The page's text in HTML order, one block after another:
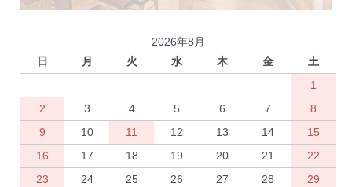
2026年8月
日
月 火 水 木 金
土
1
2
3 4 5 6 7
8
9
10 11 12 13 14
15
16
17 18 19 20 21
22
23
24 25 26 27 28
29